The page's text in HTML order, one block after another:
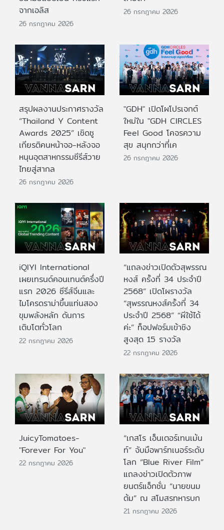
จากเอลิส
26 กรกฎาคม 2026
26 กรกฎาคม 2026
สรุปผลงานประกาศรางวัล
“Thailand Y Content
Awards 2025” เชิดชู
เกียรติคนหน้าจอ-หลังจอ
หนุนอุตสาหกรรมซีรีส์วาย
ไทยสู่สากล
26 กรกฎาคม 2026
"GDH" เปิดโผโปรเจกต์
ใหม่ใน "GDH CIRCLES
Feel Good โคจรความ
สุข สนุกกว่าที่เค
26 กรกฎาคม 2026
iQIYI International
เผยเทรนด์คอนเทนต์ครึ่งปี
แรก 2026 ซีรีส์จีนและ
ไมโครดราม่าขึ้นแท่นสอง
ขุมพลังหลัก ดันการ
เติบโตทั่วโลก
22 กรกฎาคม 2026
“แถลงข่าวเปิดตัวสุพรรณ
หงส์ ครั้งที่ 34 ประจำปี
2568” เปิดโผรางวัล
“สุพรรณหงส์ครั้งที่ 34
ประจำปี 2568” “ผีใช้ได้
ค่ะ” ท็อปฟอร์มเข้าชิง
สูงสุด 15 รางวัล
22 กรกฎาคม 2026
JuicyTomatoes-
"Forever For You"
22 กรกฎาคม 2026
“เกสโร เอ็นเตอร์เทนเม้น
ท์” จับมือพาร์ทเนอร์ระดับ
โลก “Blue River Film”
แถลงข่าวเปิดตัวภาพ
ยนตร์แอ็กชั่น “นายขนม
ต้ม” ณ สโมสรทหารบก
21 กรกฎาคม 2026